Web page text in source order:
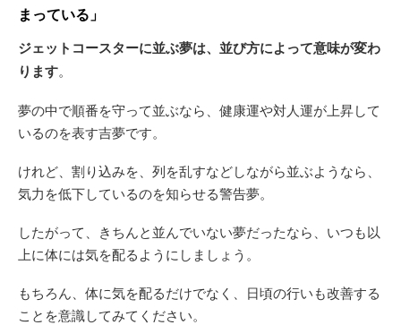
まっている」
ジェットコースターに並ぶ夢は、並び方によって意味が変わ
ります。
夢の中で順番を守って並ぶなら、健康運や対人運が上昇して
いるのを表す吉夢です。
けれど、割り込みを、列を乱すなどしながら並ぶようなら、
気力を低下しているのを知らせる警告夢。
したがって、きちんと並んでいない夢だったなら、いつも以
上に体には気を配るようにしましょう。
もちろん、体に気を配るだけでなく、日頃の行いも改善する
ことを意識してみてください。